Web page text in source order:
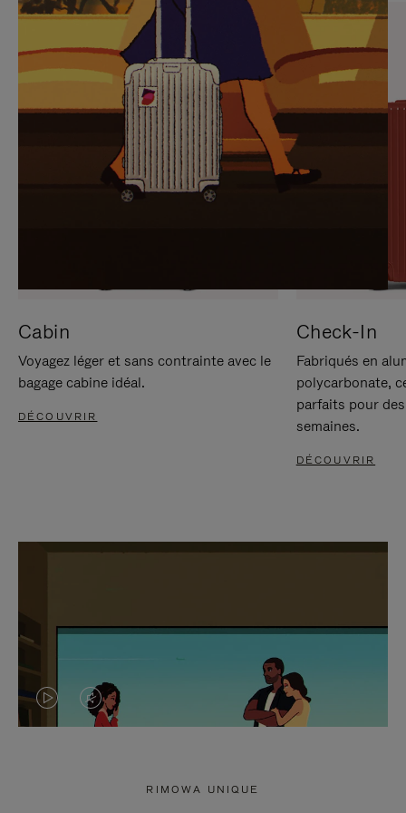
SUR
POUR
METTRE
PAUSE
VEUILLEZ
CLIQUER
POUR
RÉACTIVER
LE
SON
Cabin
Voyagez léger et sans contrainte avec le
bagage cabine idéal.
DÉCOUVRIR
Check-In
Fabriqués en
polycarbonate,
parfaits pour
semaines.
DÉCOUVRIR
LA LE
RIMOWA UNIQUE